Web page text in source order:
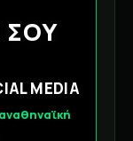
ΣΟΥ
MEDIA